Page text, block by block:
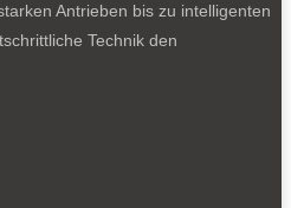
Antrieben bis zu intelligenten
Technik den